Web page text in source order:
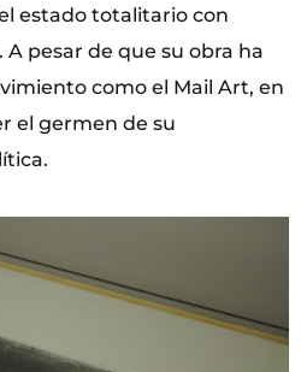
estado totalitario con
pesar de que su obra ha
como el Mail Art, en
el germen de su